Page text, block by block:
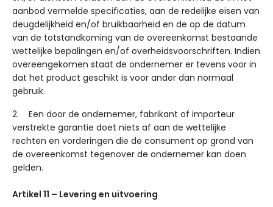
aanbod vermelde specificaties, aan de redelijke eisen van
deugdelijkheid en/of bruikbaarheid en de op de datum
van de totstandkoming van de overeenkomst bestaande
wettelijke bepalingen en/of overheidsvoorschriften. Indien
overeengekomen staat de ondernemer er tevens voor in
dat het product geschikt is voor ander dan normaal
gebruik.
2. Een door de ondernemer, fabrikant of importeur
verstrekte garantie doet niets af aan de wettelijke
rechten en vorderingen die de consument op grond van
de overeenkomst tegenover de ondernemer kan doen
gelden.
Artikel 11 – Levering en uitvoering